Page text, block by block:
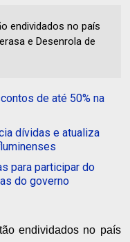
endividados no país
e Desenrola de
de até 50% na
dívidas e atualiza
para participar do
do governo
endividados no país